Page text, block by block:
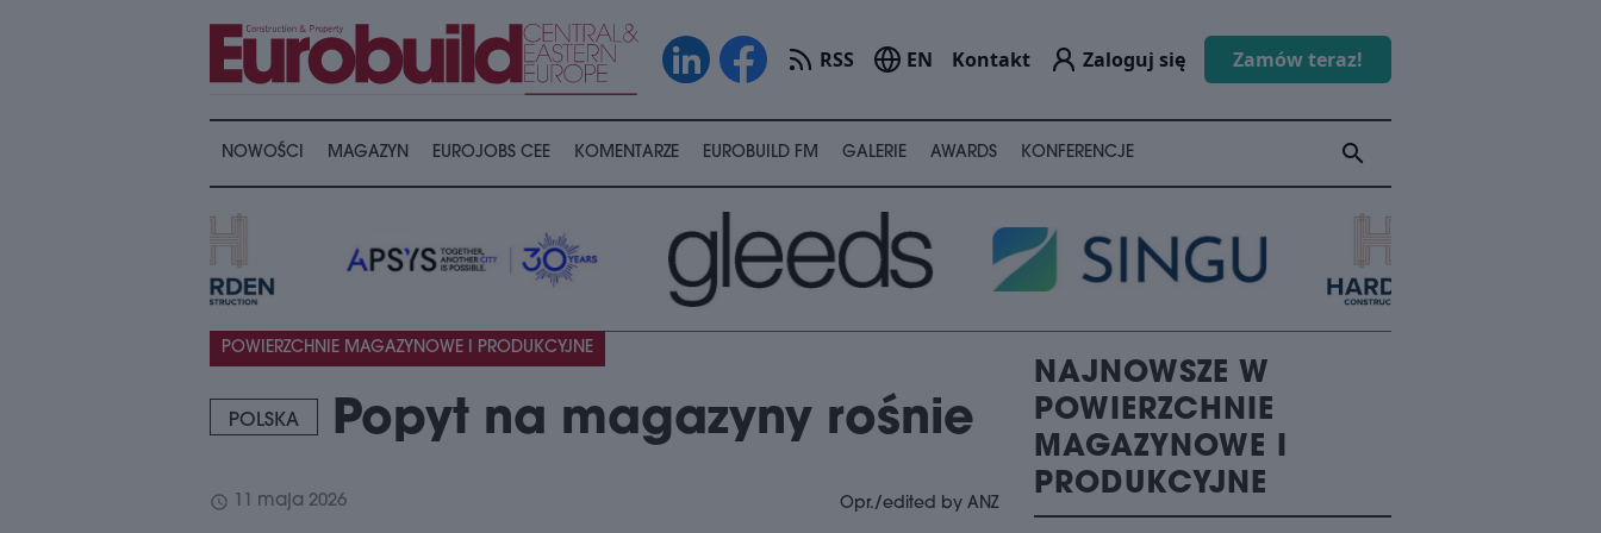
RSS EN Kontakt Zaloguj się Zamów teraz!
NOWOŚCI MAGAZYN EUROJOBS CEE KOMENTARZE EUROBUILD FM GALERIE AWARDS KONFERENCJE search
POLSKA Popyt na magazyny rośnie
POWIERZCHNIE MAGAZYNOWE I PRODUKCYJNE
schedule 11 maja 2026 Opr./edited by ANZ
NAJNOWSZE W
POWIERZCHNIE
MAGAZYNOWE I
PRODUKCYJNE